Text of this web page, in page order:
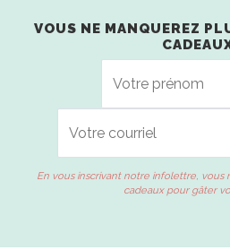
VOUS NE MANQUEREZ
En vous inscrivant notre infolettre, vous
cadeaux pour gâter